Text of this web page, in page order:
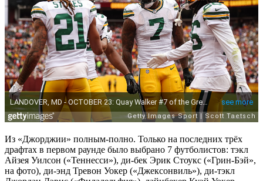
Из «Джорджии» полным-полно. Только на последних трёх
драфтах в первом раунде было выбрано 7 футболистов: тэкл
Айзея Уилсон («Теннесси»), ди-бек Эрик Стоукс («Грин-Бэй»,
на фото), ди-энд Тревон Уокер («Джексонвиль»), ди-тэкл